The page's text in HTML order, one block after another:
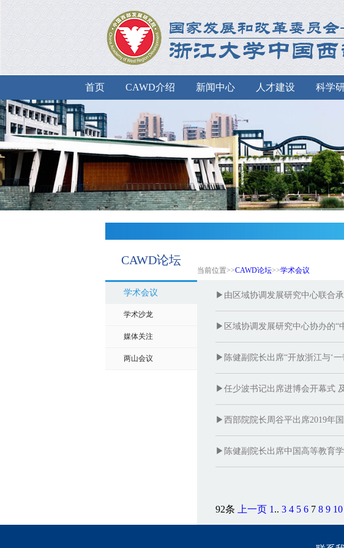
首页 CAWD介绍 新闻中心 人才建设 科学
CAWD论坛
当前位置>>CAWD论坛>>学术会议
学术会议
学术沙龙
媒体关注
两山会议
▶由区域协调发展研究中心联合
▶区域协调发展研究中心协办的“
▶陈健副院长出席“开放浙江与‘一
▶任少波书记出席进博会开幕式
▶西部院院长周谷平出席2019年
▶陈健副院长出席中国高等教育
92条 上一页 1 .. 3 4 5 6 7 8 9 10